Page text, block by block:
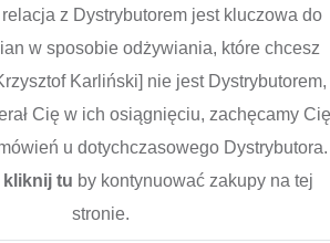
z Dystrybutorem jest kluczowa do
w sposobie odżywiania, które chcesz
Karliński] nie jest Dystrybutorem,
Cię w ich osiągnięciu, zachęcamy Cię
u dotychczasowego Dystrybutora.
kliknij tu by kontynuować zakupy na tej
stronie.